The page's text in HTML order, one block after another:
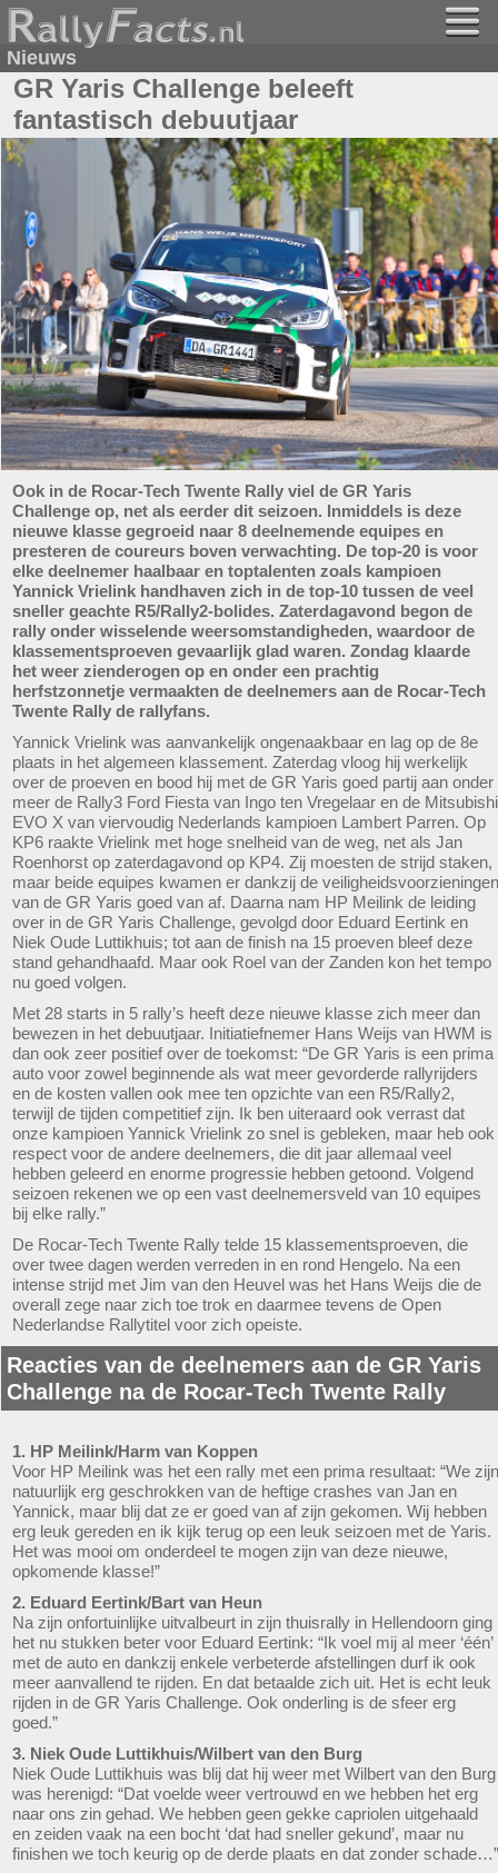
Nieuws
GR Yaris Challenge beleeft
fantastisch debuutjaar
Ook in de Rocar-Tech Twente Rally viel de GR Yaris
Challenge op, net als eerder dit seizoen. Inmiddels is deze
nieuwe klasse gegroeid naar 8 deelnemende equipes en
presteren de coureurs boven verwachting. De top-20 is voor
elke deelnemer haalbaar en toptalenten zoals kampioen
Yannick Vrielink handhaven zich in de top-10 tussen de veel
sneller geachte R5/Rally2-bolides. Zaterdagavond begon de
rally onder wisselende weersomstandigheden, waardoor de
klassementsproeven gevaarlijk glad waren. Zondag klaarde
het weer zienderogen op en onder een prachtig
herfstzonnetje vermaakten de deelnemers aan de Rocar-Tech
Twente Rally de rallyfans.
Yannick Vrielink was aanvankelijk ongenaakbaar en lag op de 8e
plaats in het algemeen klassement. Zaterdag vloog hij werkelijk
over de proeven en bood hij met de GR Yaris goed partij aan onder
meer de Rally3 Ford Fiesta van Ingo ten Vregelaar en de Mitsubishi
EVO X van viervoudig Nederlands kampioen Lambert Parren. Op
KP6 raakte Vrielink met hoge snelheid van de weg, net als Jan
Roenhorst op zaterdagavond op KP4. Zij moesten de strijd staken,
maar beide equipes kwamen er dankzij de veiligheidsvoorzieningen
van de GR Yaris goed van af. Daarna nam HP Meilink de leiding
over in de GR Yaris Challenge, gevolgd door Eduard Eertink en
Niek Oude Luttikhuis; tot aan de finish na 15 proeven bleef deze
stand gehandhaafd. Maar ook Roel van der Zanden kon het tempo
nu goed volgen.
Met 28 starts in 5 rally’s heeft deze nieuwe klasse zich meer dan
bewezen in het debuutjaar. Initiatiefnemer Hans Weijs van HWM is
dan ook zeer positief over de toekomst: “De GR Yaris is een prima
auto voor zowel beginnende als wat meer gevorderde rallyrijders
en de kosten vallen ook mee ten opzichte van een R5/Rally2,
terwijl de tijden competitief zijn. Ik ben uiteraard ook verrast dat
onze kampioen Yannick Vrielink zo snel is gebleken, maar heb ook
respect voor de andere deelnemers, die dit jaar allemaal veel
hebben geleerd en enorme progressie hebben getoond. Volgend
seizoen rekenen we op een vast deelnemersveld van 10 equipes
bij elke rally.”
De Rocar-Tech Twente Rally telde 15 klassementsproeven, die
over twee dagen werden verreden in en rond Hengelo. Na een
intense strijd met Jim van den Heuvel was het Hans Weijs die de
overall zege naar zich toe trok en daarmee tevens de Open
Nederlandse Rallytitel voor zich opeiste.
Reacties van de deelnemers aan de GR Yaris
Challenge na de Rocar-Tech Twente Rally
1. HP Meilink/Harm van Koppen
Voor HP Meilink was het een rally met een prima resultaat: “We zijn
natuurlijk erg geschrokken van de heftige crashes van Jan en
Yannick, maar blij dat ze er goed van af zijn gekomen. Wij hebben
erg leuk gereden en ik kijk terug op een leuk seizoen met de Yaris.
Het was mooi om onderdeel te mogen zijn van deze nieuwe,
opkomende klasse!”
2. Eduard Eertink/Bart van Heun
Na zijn onfortuinlijke uitvalbeurt in zijn thuisrally in Hellendoorn ging
het nu stukken beter voor Eduard Eertink: “Ik voel mij al meer ‘één’
met de auto en dankzij enkele verbeterde afstellingen durf ik ook
meer aanvallend te rijden. En dat betaalde zich uit. Het is echt leuk
rijden in de GR Yaris Challenge. Ook onderling is de sfeer erg
goed.”
3. Niek Oude Luttikhuis/Wilbert van den Burg
Niek Oude Luttikhuis was blij dat hij weer met Wilbert van den Burg
was herenigd: “Dat voelde weer vertrouwd en we hebben het erg
naar ons zin gehad. We hebben geen gekke capriolen uitgehaald
en zeiden vaak na een bocht ‘dat had sneller gekund’, maar nu
finishen we toch keurig op de derde plaats en dat zonder schade…”